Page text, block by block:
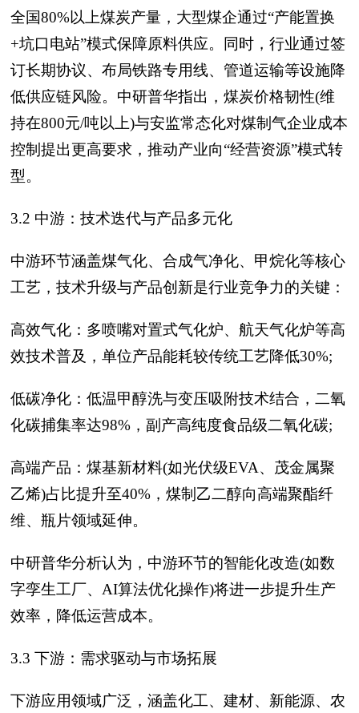
全国80%以上煤炭产量，大型煤企通过“产能置换
+坑口电站”模式保障原料供应。同时，行业通过签
订长期协议、布局铁路专用线、管道运输等设施降
低供应链风险。中研普华指出，煤炭价格韧性(维
持在800元/吨以上)与安监常态化对煤制气企业成本
控制提出更高要求，推动产业向“经营资源”模式转
型。
3.2 中游：技术迭代与产品多元化
中游环节涵盖煤气化、合成气净化、甲烷化等核心
工艺，技术升级与产品创新是行业竞争力的关键：
高效气化：多喷嘴对置式气化炉、航天气化炉等高
效技术普及，单位产品能耗较传统工艺降低30%;
低碳净化：低温甲醇洗与变压吸附技术结合，二氧
化碳捕集率达98%，副产高纯度食品级二氧化碳;
高端产品：煤基新材料(如光伏级EVA、茂金属聚
乙烯)占比提升至40%，煤制乙二醇向高端聚酯纤
维、瓶片领域延伸。
中研普华分析认为，中游环节的智能化改造(如数
字孪生工厂、AI算法优化操作)将进一步提升生产
效率，降低运营成本。
3.3 下游：需求驱动与市场拓展
下游应用领域广泛，涵盖化工、建材、新能源、农